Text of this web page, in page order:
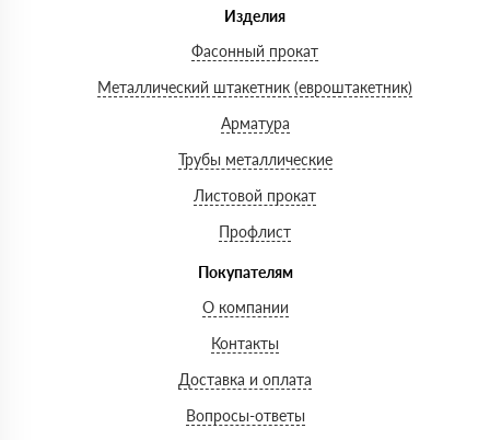
Изделия
Фасонный прокат
Металлический штакетник (евроштакетник)
Арматура
Трубы металлические
Листовой прокат
Профлист
Покупателям
О компании
Контакты
Доставка и оплата
Вопросы-ответы